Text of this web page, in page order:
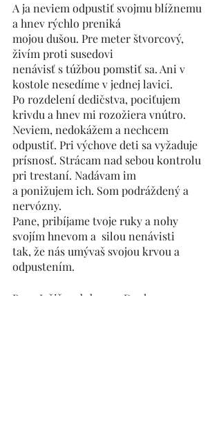
A ja neviem odpustiť svojmu blížnemu
a hnev rýchlo preniká
mojou dušou. Pre meter štvorcový,
živím proti susedovi
nenávisť s túžbou pomstiť sa. Ani v
kostole nesedíme v jednej lavici.
Po rozdelení dedičstva, pociťujem
krivdu a hnev mi rozožiera vnútro.
Neviem, nedokážem a nechcem
odpustiť. Pri výchove deti sa vyžaduje
prísnosť. Strácam nad sebou kontrolu
pri trestaní. Nadávam im
a ponižujem ich. Som podráždený a
nervózny.
Pane, pribíjame tvoje ruky a nohy
svojím hnevom a  silou nenávisti
tak, že nás umývaš svojou krvou a
odpustením.
Pane Ježišu, obdar ma Duchom